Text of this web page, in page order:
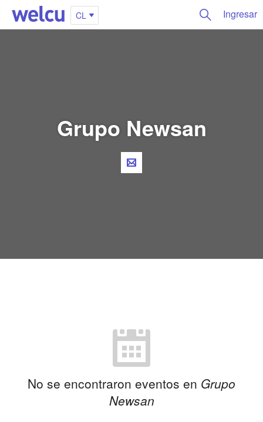
CL Ingresar
Grupo Newsan
No se encontraron eventos en Grupo
Newsan